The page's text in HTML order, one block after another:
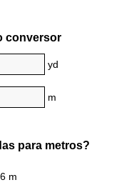
conversor
yd
m
para metros?
m